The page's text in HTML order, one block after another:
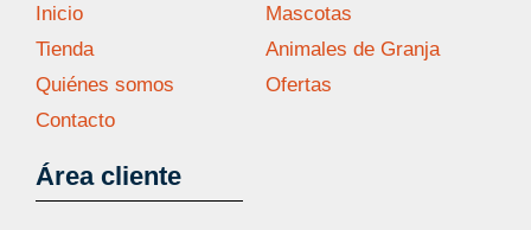
Inicio
Tienda
Quiénes somos
Contacto
Área cliente
Mascotas
Animales de Granja
Ofertas